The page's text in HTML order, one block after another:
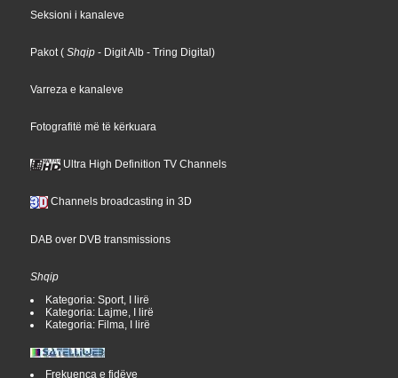
Seksioni i kanaleve
Pakot( Shqip - Digit Alb - Tring Digital)
Varreza e kanaleve
Fotografitë më të kërkuara
Ultra High Definition TV Channels
Channels broadcasting in 3D
DAB over DVB transmissions
Shqip
Kategoria: Sport, I lirë
Kategoria: Lajme, I lirë
Kategoria: Filma, I lirë
Frekuenca e fidëve